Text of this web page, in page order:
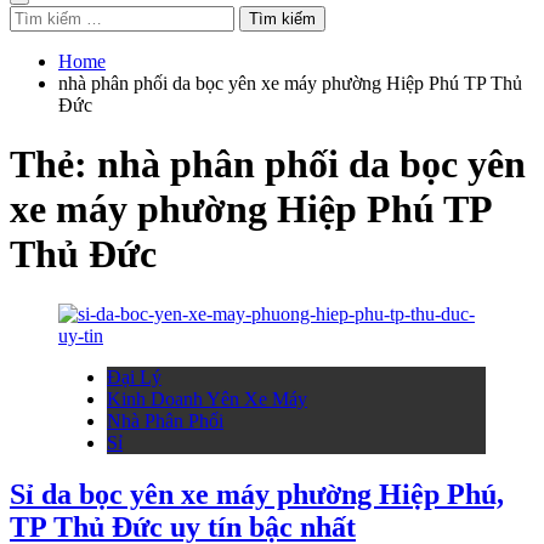
Tìm
kiếm
cho:
Home
nhà phân phối da bọc yên xe máy phường Hiệp Phú TP Thủ
Đức
Thẻ: nhà phân phối da bọc yên
xe máy phường Hiệp Phú TP
Thủ Đức
Đại Lý
Kinh Doanh Yên Xe Máy
Nhà Phân Phối
Sỉ
Sỉ da bọc yên xe máy phường Hiệp Phú,
TP Thủ Đức uy tín bậc nhất